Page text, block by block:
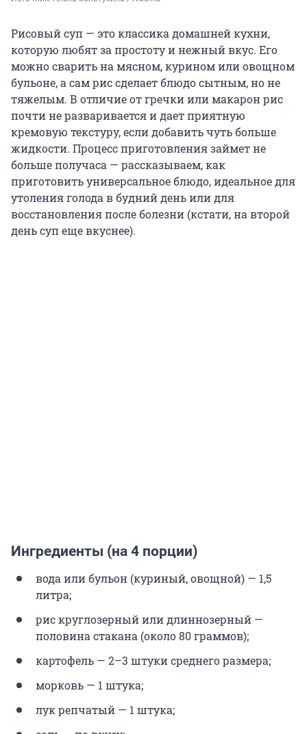
Рисовый суп — это классика домашней кухни,
которую любят за простоту и нежный вкус. Его
можно сварить на мясном, курином или овощном
бульоне, а сам рис сделает блюдо сытным, но не
тяжелым. В отличие от гречки или макарон рис
почти не разваривается и дает приятную
кремовую текстуру, если добавить чуть больше
жидкости. Процесс приготовления займет не
больше получаса — рассказываем, как
приготовить универсальное блюдо, идеальное для
утоления голода в будний день или для
восстановления после болезни (кстати, на второй
день суп еще вкуснее).
Ингредиенты (на 4 порции)
вода или бульон (куриный, овощной) — 1,5
литра;
рис круглозерный или длиннозерный —
половина стакана (около 80 граммов);
картофель — 2–3 штуки среднего размера;
морковь — 1 штука;
лук репчатый — 1 штука;